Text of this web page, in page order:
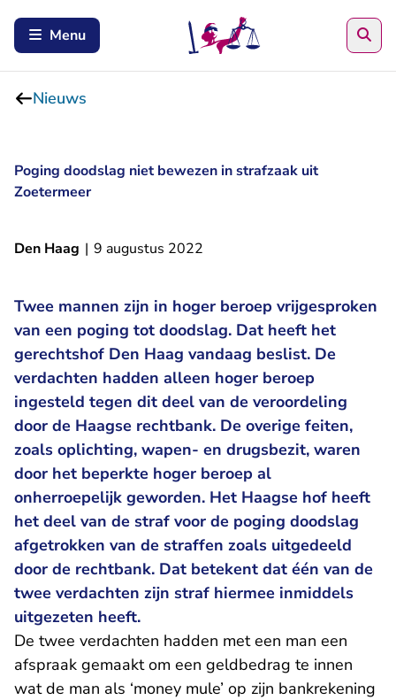
Menu
Nieuws
Poging doodslag niet bewezen in strafzaak uit
Zoetermeer
Den Haag | 9 augustus 2022
Twee mannen zijn in hoger beroep vrijgesproken
van een poging tot doodslag. Dat heeft het
gerechtshof Den Haag vandaag beslist. De
verdachten hadden alleen hoger beroep
ingesteld tegen dit deel van de veroordeling
door de Haagse rechtbank. De overige feiten,
zoals oplichting, wapen- en drugsbezit, waren
door het beperkte hoger beroep al
onherroepelijk geworden. Het Haagse hof heeft
het deel van de straf voor de poging doodslag
afgetrokken van de straffen zoals uitgedeeld
door de rechtbank. Dat betekent dat één van de
twee verdachten zijn straf hiermee inmiddels
uitgezeten heeft.
De twee verdachten hadden met een man een
afspraak gemaakt om een geldbedrag te innen
wat de man als ‘money mule’ op zijn bankrekening